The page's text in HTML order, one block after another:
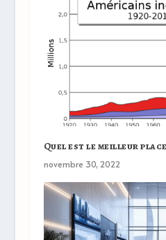
Quel est le meilleur
novembre 30, 2022